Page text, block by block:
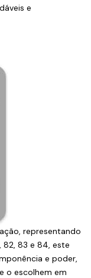
e
representando
82, 83 e 84, este
e poder,
o escolhem em